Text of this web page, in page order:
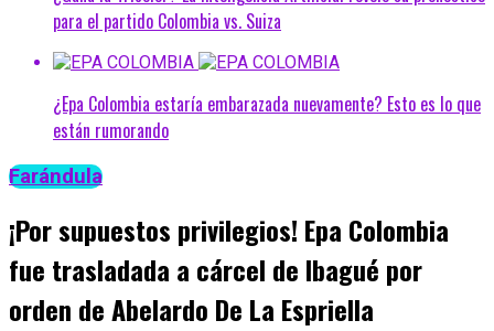
para el partido Colombia vs. Suiza
¿Epa Colombia estaría embarazada nuevamente? Esto es lo que
están rumorando
Farándula
¡Por supuestos privilegios! Epa Colombia
fue trasladada a cárcel de Ibagué por
orden de Abelardo De La Espriella